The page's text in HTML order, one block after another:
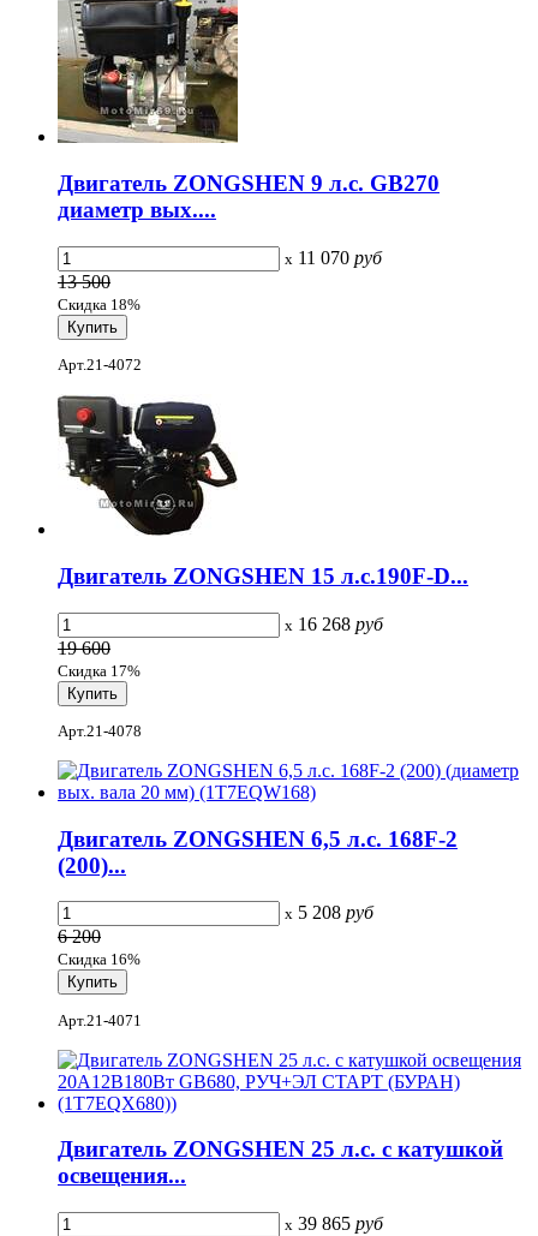
Двигатель ZONGSHEN 9 л.с. GB270
диаметр вых....
x 11 070 руб
13 500
Скидка 18%
Арт.21-4072
Двигатель ZONGSHEN 15 л.с.190F-D...
x 16 268 руб
19 600
Скидка 17%
Арт.21-4078
Двигатель ZONGSHEN 6,5 л.с. 168F-2
(200)...
x 5 208 руб
6 200
Скидка 16%
Арт.21-4071
Двигатель ZONGSHEN 25 л.с. c катушкой
освещения...
x 39 865 руб